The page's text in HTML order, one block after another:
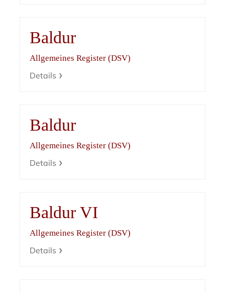
Baldur
Allgemeines Register (DSV)
Details
Baldur
Allgemeines Register (DSV)
Details
Baldur VI
Allgemeines Register (DSV)
Details